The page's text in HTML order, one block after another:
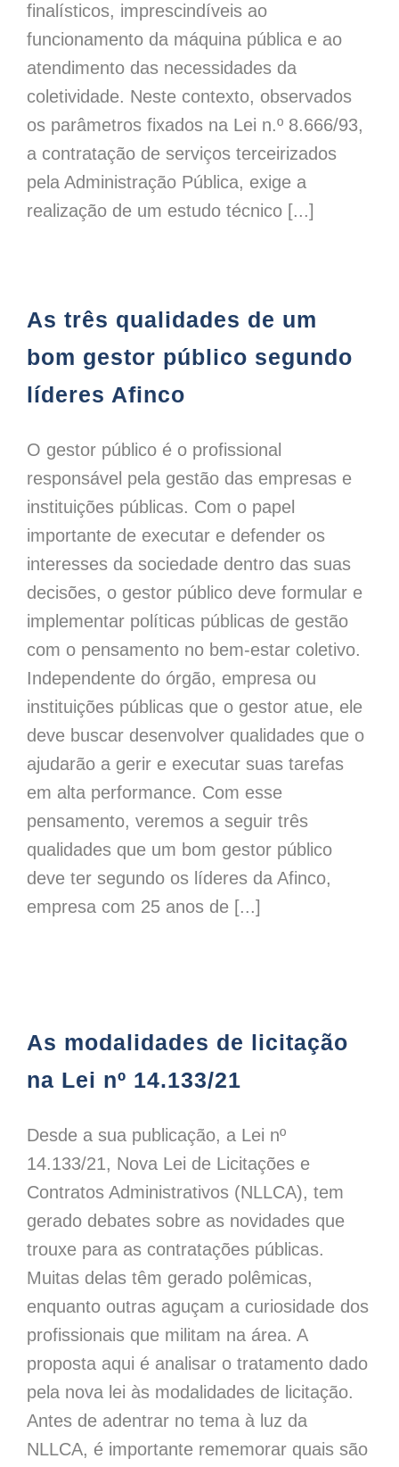
finalísticos, imprescindíveis ao
funcionamento da máquina pública e ao
atendimento das necessidades da
coletividade. Neste contexto, observados
os parâmetros fixados na Lei n.º 8.666/93,
a contratação de serviços terceirizados
pela Administração Pública, exige a
realização de um estudo técnico [...]
As três qualidades de um
bom gestor público segundo
líderes Afinco
O gestor público é o profissional
responsável pela gestão das empresas e
instituições públicas. Com o papel
importante de executar e defender os
interesses da sociedade dentro das suas
decisões, o gestor público deve formular e
implementar políticas públicas de gestão
com o pensamento no bem-estar coletivo.
Independente do órgão, empresa ou
instituições públicas que o gestor atue, ele
deve buscar desenvolver qualidades que o
ajudarão a gerir e executar suas tarefas
em alta performance. Com esse
pensamento, veremos a seguir três
qualidades que um bom gestor público
deve ter segundo os líderes da Afinco,
empresa com 25 anos de [...]
As modalidades de licitação
na Lei nº 14.133/21
Desde a sua publicação, a Lei nº
14.133/21, Nova Lei de Licitações e
Contratos Administrativos (NLLCA), tem
gerado debates sobre as novidades que
trouxe para as contratações públicas.
Muitas delas têm gerado polêmicas,
enquanto outras aguçam a curiosidade dos
profissionais que militam na área. A
proposta aqui é analisar o tratamento dado
pela nova lei às modalidades de licitação.
Antes de adentrar no tema à luz da
NLLCA, é importante rememorar quais são